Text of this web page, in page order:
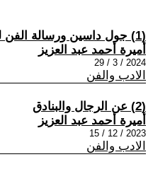
(1) جول داسين ورسالة الفن للإعلام
أميرة أحمد عبد العزيز
2024 / 3 / 29
الادب والفن
(2) عن الرجال والبنادق
أميرة أحمد عبد العزيز
2023 / 12 / 15
الادب والفن